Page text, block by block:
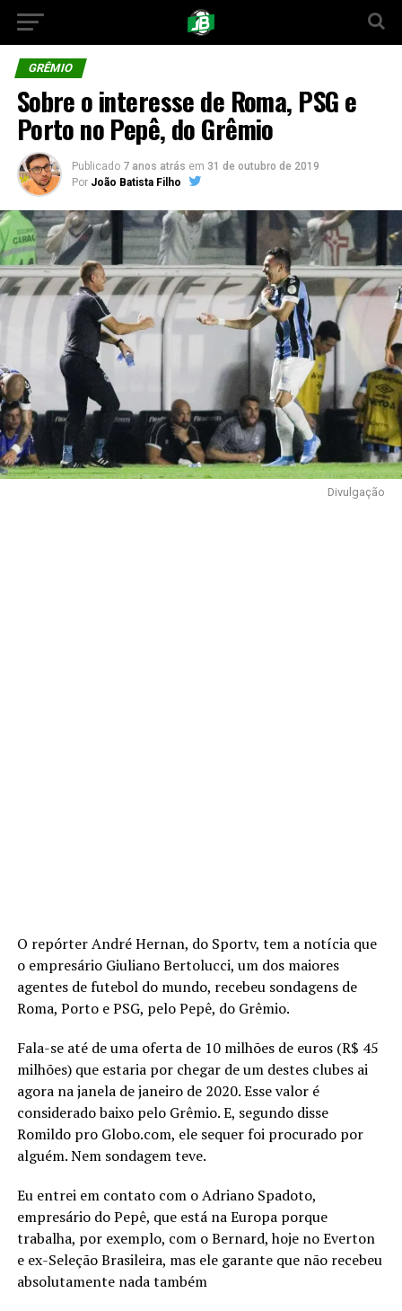
GRÊMIO
Sobre o interesse de Roma, PSG e
Porto no Pepê, do Grêmio
Publicado 7 anos atrás em 31 de outubro de 2019
Por João Batista Filho
Divulgação
O repórter André Hernan, do Sportv, tem a notícia que
o empresário Giuliano Bertolucci, um dos maiores
agentes de futebol do mundo, recebeu sondagens de
Roma, Porto e PSG, pelo Pepê, do Grêmio.
Fala-se até de uma oferta de 10 milhões de euros (R$ 45
milhões) que estaria por chegar de um destes clubes ai
agora na janela de janeiro de 2020. Esse valor é
considerado baixo pelo Grêmio. E, segundo disse
Romildo pro Globo.com, ele sequer foi procurado por
alguém. Nem sondagem teve.
Eu entrei em contato com o Adriano Spadoto,
empresário do Pepê, que está na Europa porque
trabalha, por exemplo, com o Bernard, hoje no Everton
e ex-Seleção Brasileira, mas ele garante que não recebeu
absolutamente nada também